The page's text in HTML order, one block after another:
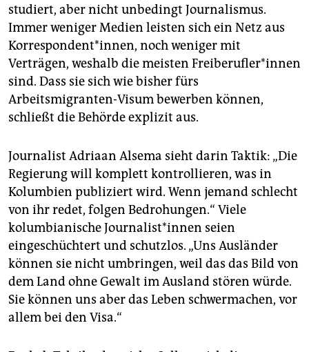
studiert, aber nicht unbedingt Journalismus.
Immer weniger Medien leisten sich ein Netz aus
Korrespondent*innen, noch weniger mit
Verträgen, weshalb die meisten Freiberufler*innen
sind. Dass sie sich wie bisher fürs
Arbeitsmigranten-Visum bewerben können,
schließt die Behörde explizit aus.
Journalist Adriaan Alsema sieht darin Taktik: „Die
Regierung will komplett kontrollieren, was in
Kolumbien publiziert wird. Wenn jemand schlecht
von ihr redet, folgen Bedrohungen.“ Viele
kolumbianische Journalist*innen seien
eingeschüchtert und schutzlos. „Uns Ausländer
können sie nicht umbringen, weil das das Bild von
dem Land ohne Gewalt im Ausland stören würde.
Sie können uns aber das Leben schwermachen, vor
allem bei den Visa.“